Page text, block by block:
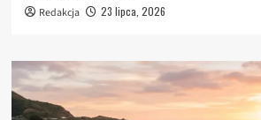
Redakcja 23 lipca, 2026